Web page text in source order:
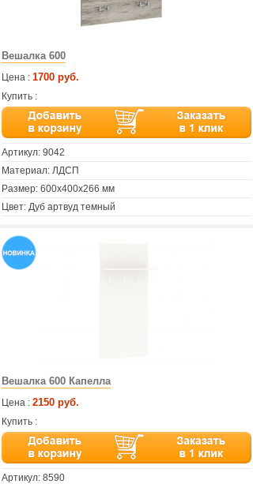
Вешалка 600
Цена : 1700 руб.
Купить :
Артикул: 9042
Материал: ЛДСП
Размер: 600х400х266 мм
Цвет: Дуб артвуд темный
Вешалка 600 Капелла
Цена : 2150 руб.
Купить :
Артикул: 8590